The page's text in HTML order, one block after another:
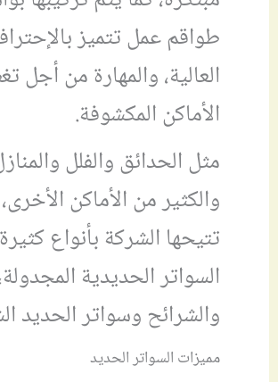
طواقم عمل تتميز
العالية، والمهارة من أجل
الأماكن المكشوفة.
مثل الحدائق والفلل
والكثير من الأماكن
تتيحها الشركة بأنواع
السواتر الحديدية
والشرائح وسواتر الحديد
مميزات السواتر الحديد